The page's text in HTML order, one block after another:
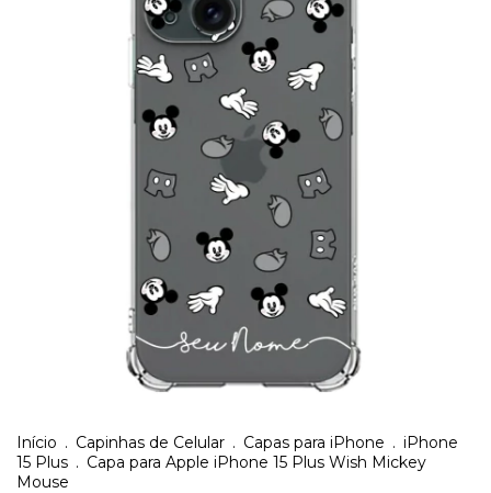
Início . Capinhas de Celular . Capas para iPhone . iPhone
15 Plus . Capa para Apple iPhone 15 Plus Wish Mickey
Mouse